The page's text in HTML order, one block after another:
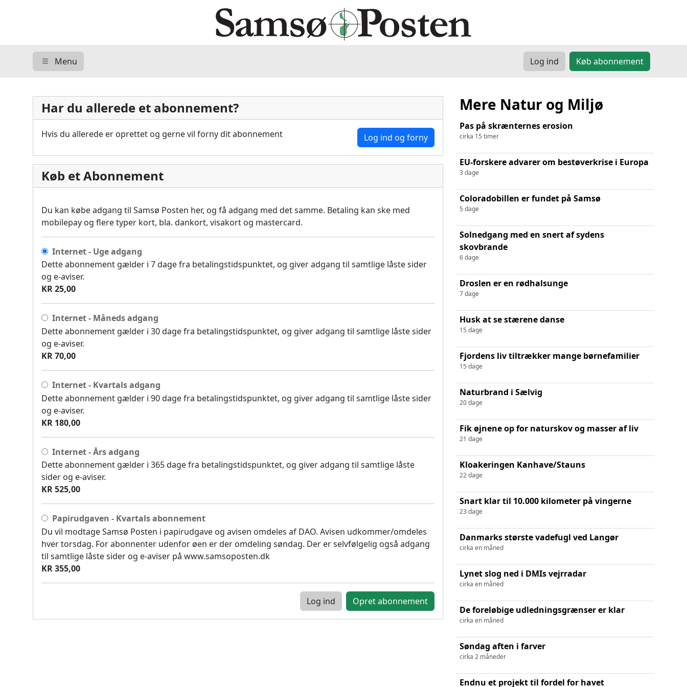
Menu Log ind Køb abonnement
Har du allerede et abonnement?
Hvis du allerede er oprettet og gerne vil forny dit abonnement Log ind og forny
Køb et Abonnement
Du kan købe adgang til Samsø Posten her, og få adgang med det samme. Betaling kan ske med
mobilepay og flere typer kort, bla. dankort, visakort og mastercard.
Internet - Uge adgang
Dette abonnement gælder i 7 dage fra betalingstidspunktet, og giver adgang til samtlige låste sider
og e-aviser.
KR 25,00
Internet - Måneds adgang
Dette abonnement gælder i 30 dage fra betalingstidspunktet, og giver adgang til samtlige låste sider
og e-aviser.
KR 70,00
Internet - Kvartals adgang
Dette abonnement gælder i 90 dage fra betalingstidspunktet, og giver adgang til samtlige låste sider
og e-aviser.
KR 180,00
Internet - Års adgang
Dette abonnement gælder i 365 dage fra betalingstidspunktet, og giver adgang til samtlige låste
sider og e-aviser.
KR 525,00
Papirudgaven - Kvartals abonnement
Du vil modtage Samsø Posten i papirudgave og avisen omdeles af DAO. Avisen udkommer/omdeles
hver torsdag. For abonnenter udenfor øen er der omdeling søndag. Der er selvfølgelig også adgang
til samtlige låste sider og e-aviser på www.samsoposten.dk
KR 355,00
Log ind
Mere Natur og Miljø
Pas på skrænternes erosion
cirka 15 timer
EU-forskere advarer om bestøverkrise i Europa
3 dage
Coloradobillen er fundet på Samsø
5 dage
Solnedgang med en snert af sydens
skovbrande
6 dage
Droslen er en rødhalsunge
7 dage
Husk at se stærene danse
15 dage
Fjordens liv tiltrækker mange børnefamilier
15 dage
Naturbrand i Sælvig
20 dage
Fik øjnene op for naturskov og masser af liv
21 dage
Kloakeringen Kanhave/Stauns
22 dage
Snart klar til 10.000 kilometer på vingerne
23 dage
Danmarks største vadefugl ved Langør
cirka en måned
Lynet slog ned i DMIs vejrradar
cirka en måned
De foreløbige udledningsgrænser er klar
cirka en måned
Søndag aften i farver
cirka 2 måneder
Endnu et projekt til fordel for havet